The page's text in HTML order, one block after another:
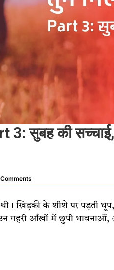
3: सुबह की सच्चाई,
खिड़की के शीशे पर पड़ती
उन गहरी आँखों में छुपी